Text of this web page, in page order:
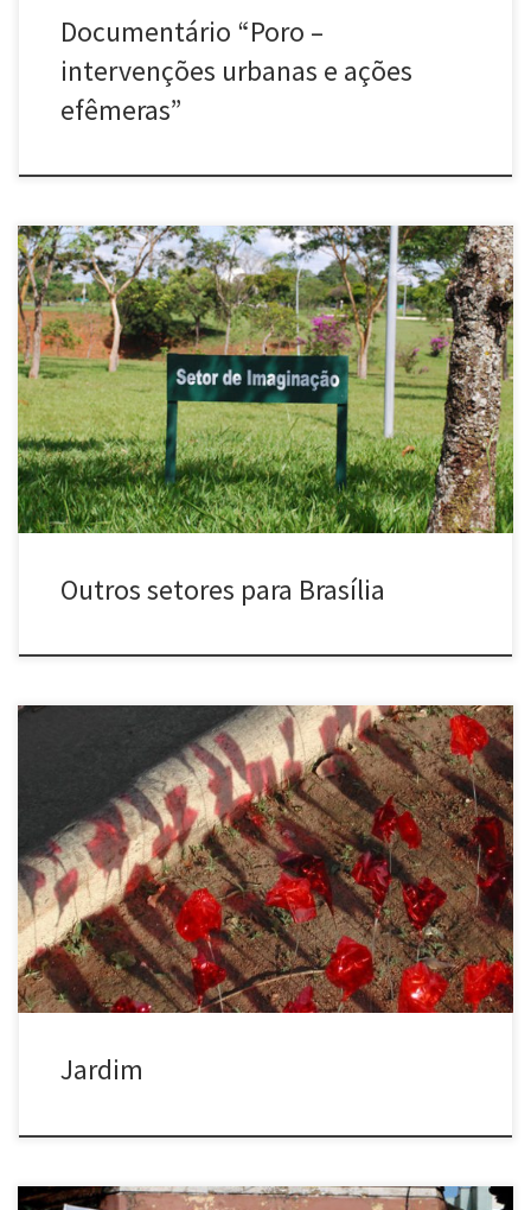
Documentário “Poro –
intervenções urbanas e ações
efêmeras”
Outros setores para Brasília (2012) Intervenção com placas em
vários locais de Brasília/DF. Brasília é uma cidade setorizada, onde
há setores de Indústrias Gráficas, de Diversões, de Mansões, de
Embaixadas, de Igrejas etc. Ao mesmo tempo possui grandes
áreas gramadas vazias pelo espaço urbano. Neste trabalho
utilizando do mesmo design […]
Outros setores para Brasília
Jardim (2002) Belo Horizonte, MG Fazer flores de papel celofane
vermelho Plantá-las em canteiros abandonados da cidade
Garden (2002) Belo Horizonte, Minas Gerais (Brazil) Make flowers
of red cellophane Plant them in an abandoned flower-beds in the
city
Jardim